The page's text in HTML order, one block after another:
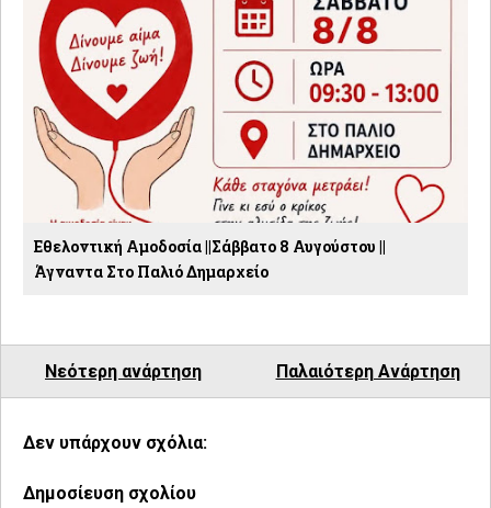
Εθελοντική Αμοδοσία ||Σάββατο 8 Αυγούστου ||
Άγναντα Στο Παλιό Δημαρχείο
Νεότερη ανάρτηση Παλαιότερη Ανάρτηση
Δεν υπάρχουν σχόλια:
Δημοσίευση σχολίου